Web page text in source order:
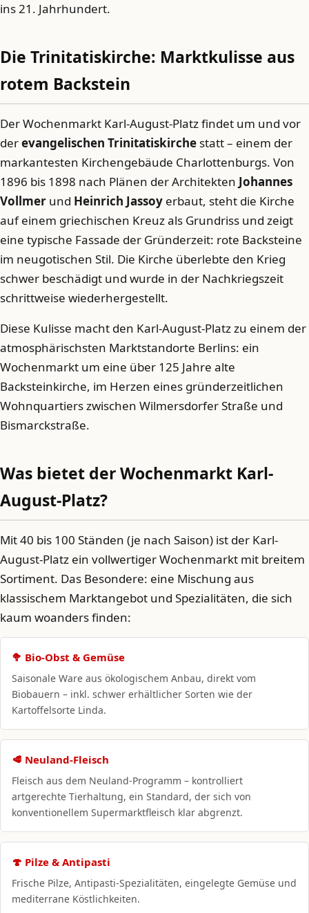
ins 21. Jahrhundert.
Die Trinitatiskirche: Marktkulisse aus
rotem Backstein
Der Wochenmarkt Karl-August-Platz findet um und vor
derevangelischen Trinitatiskirche statt – einem der
markantesten Kirchengebäude Charlottenburgs. Von
1896 bis 1898 nach Plänen der Architekten Johannes
Vollmer und Heinrich Jassoy erbaut, steht die Kirche
auf einem griechischen Kreuz als Grundriss und zeigt
eine typische Fassade der Gründerzeit: rote Backsteine
im neugotischen Stil. Die Kirche überlebte den Krieg
schwer beschädigt und wurde in der Nachkriegszeit
schrittweise wiederhergestellt.
Diese Kulisse macht den Karl-August-Platz zu einem der
atmosphärischsten Marktstandorte Berlins: ein
Wochenmarkt um eine über 125 Jahre alte
Backsteinkirche, im Herzen eines gründerzeitlichen
Wohnquartiers zwischen Wilmersdorfer Straße und
Bismarckstraße.
Was bietet der Wochenmarkt Karl-
August-Platz?
Mit 40 bis 100 Ständen (je nach Saison) ist der Karl-
August-Platz ein vollwertiger Wochenmarkt mit breitem
Sortiment. Das Besondere: eine Mischung aus
klassischem Marktangebot und Spezialitäten, die sich
kaum woanders finden:
🥦 Bio-Obst & Gemüse
Saisonale Ware aus ökologischem Anbau, direkt vom
Biobauern – inkl. schwer erhältlicher Sorten wie der
Kartoffelsorte Linda.
🥩 Neuland-Fleisch
Fleisch aus dem Neuland-Programm – kontrolliert
artgerechte Tierhaltung, ein Standard, der sich von
konventionellem Supermarktfleisch klar abgrenzt.
🍄 Pilze & Antipasti
Frische Pilze, Antipasti-Spezialitäten, eingelegte Gemüse und
mediterrane Köstlichkeiten.